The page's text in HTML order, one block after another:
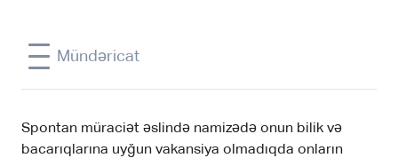
Mündəricat
Spontan müraciət əslində namizədə onun bilik və
bacarıqlarına uyğun vakansiya olmadıqda onların